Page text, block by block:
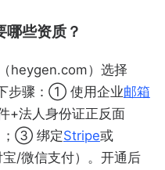
哪些资质？
heygen.com）选择
步骤：① 使用企业邮箱
+法人身份证正反面
；③ 绑定Stripe或
/微信支付）。开通后